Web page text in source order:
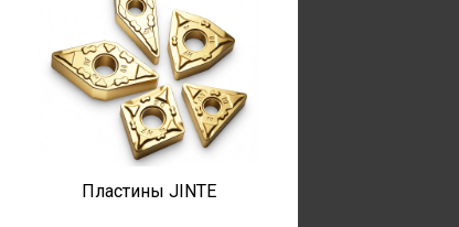
Пластины JINTE